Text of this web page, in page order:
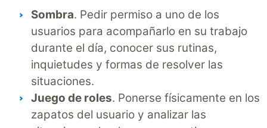
Sombra. Pedir permiso a uno de los
usuarios para acompañarlo en su trabajo
durante el día, conocer sus rutinas,
inquietudes y formas de resolver las
situaciones.
Juego de roles. Ponerse físicamente en los
zapatos del usuario y analizar las